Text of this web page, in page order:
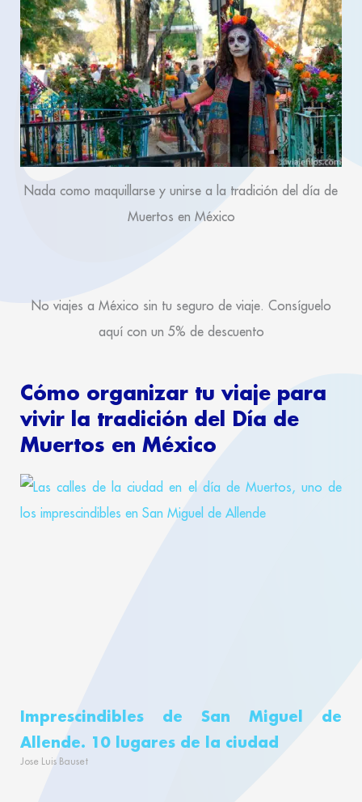
Nada como maquillarse y unirse a la tradición del día de
Muertos en México
No viajes a México sin tu seguro de viaje. Consíguelo
aquí con un 5% de descuento
Cómo organizar tu viaje para
vivir la tradición del Día de
Muertos en México
Imprescindibles de San Miguel de
Allende. 10 lugares de la ciudad
Jose Luis Bauset